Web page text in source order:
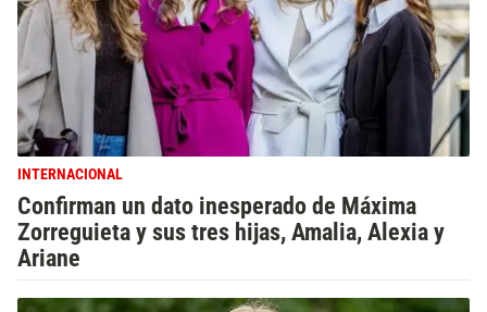
INTERNACIONAL
Confirman un dato inesperado de Máxima
Zorreguieta y sus tres hijas, Amalia, Alexia y
Ariane